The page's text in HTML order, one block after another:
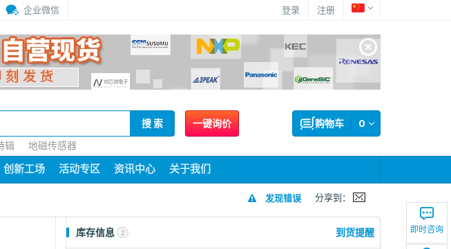
企业微信 登录 注册
即时咨询
一键询价 0
购物车
搜 索
辑 地磁传感器
创新工场 活动专区 资讯中心 关于我们
发现错误 分享到：
库存信息 2 到货提醒